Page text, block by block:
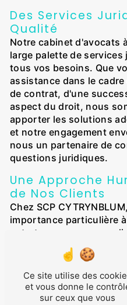
Des Services
Qualité
Notre cabinet d'avocats
large palette de
tous vos besoins. Que
assistance dans le
de contrat, d'une
aspect du droit, nous
apporter les solutions
et notre engagement
nous un partenaire de
questions juridiques.
Une Approche
de Nos Clients
Chez SCP
importance particulière
entretenons avec nos
point d'honneur à
et de transparence,
confier vos
disponibilité, notre
autant de valeurs qui
Ce site utilise des
et vous donne le
sur ceux que vous